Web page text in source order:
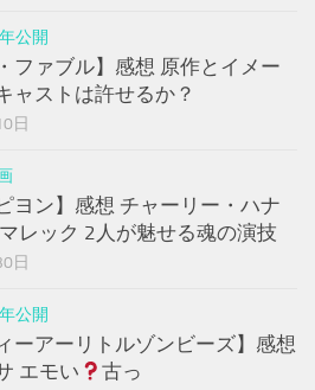
公開
ファブル】感想 原作とイメー
ャストは許せるか？
日
ヨン】感想 チャーリー・ハナ
レック 2人が魅せる魂の演技
日
公開
ーアーリトルゾンビーズ】感想
エモい
古っ